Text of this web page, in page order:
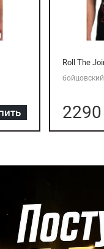
Roll The